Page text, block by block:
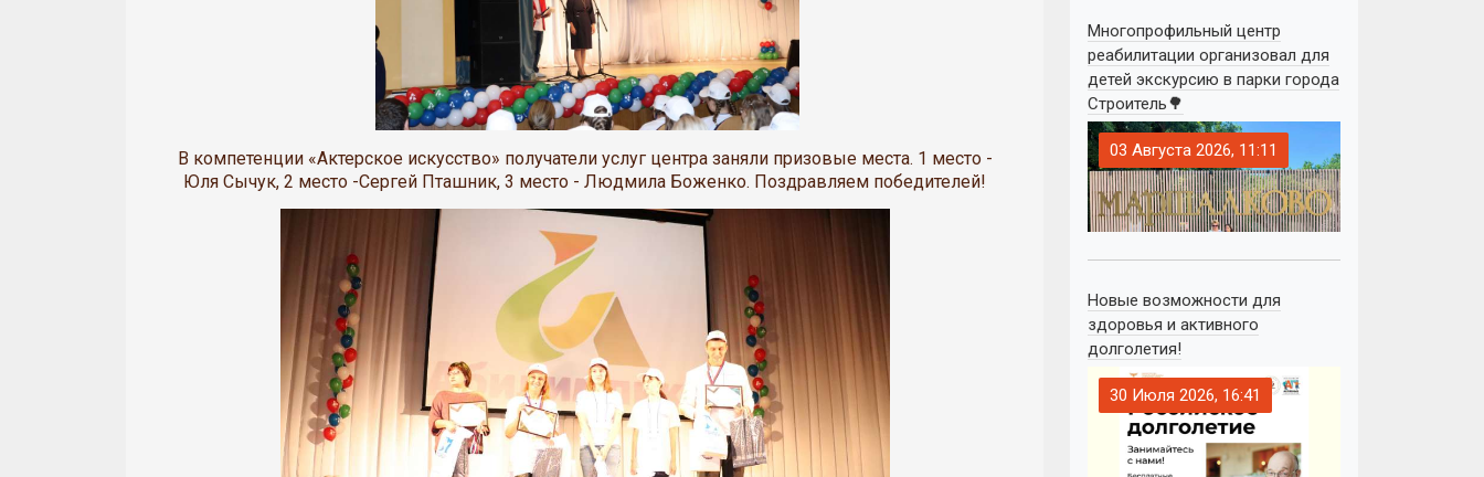
В компетенции «Актерское искусство» получатели услуг центра заняли призовые места. 1 место -
Юля Сычук, 2 место -Сергей Пташник, 3 место - Людмила Боженко. Поздравляем победителей!
Многопрофильный центр
реабилитации организовал для
детей экскурсию в парки города
Строитель🌳
03 Августа 2026, 11:11
Новые возможности для
здоровья и активного
долголетия!
30 Июля 2026, 16:41